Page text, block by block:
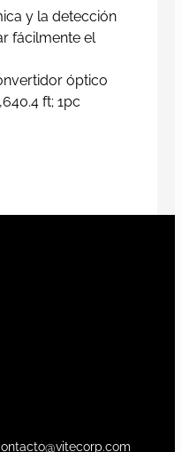
y la detección
fácilmente el
óptico
ft; 1pc